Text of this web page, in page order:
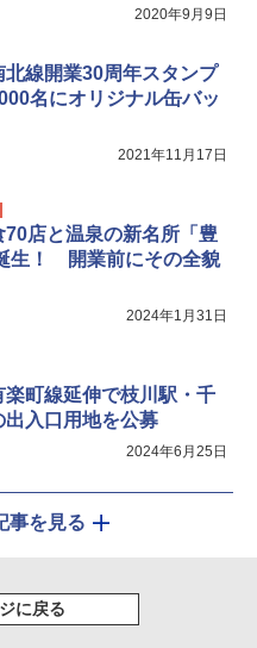
納袋付き UVカット 防水 防災
(ブルー)
2020年9月9日
線開業30周年スタンプ
名にオリジナル缶バッ
2021年11月17日
店と温泉の新名所「豊
生！ 開業前にその全貌
2024年1月31日
町線延伸で枝川駅・千
入口用地を公募
2024年6月25日
事を見る
に戻る